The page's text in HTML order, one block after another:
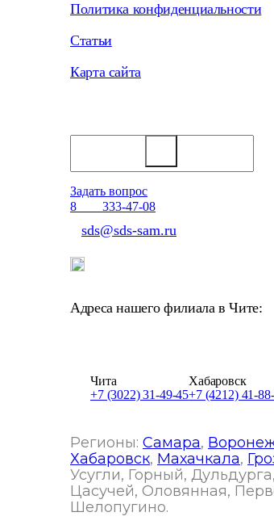
Политика конфиденциальности
Статьи
Карта сайта
Задать вопрос
8
333-47-08
sds@sds-sam.ru
Адреса нашего филиала в Чите:
Чита
+7 (3022) 31-49-45
Хабаровск
+7 (4212) 41-
Регионы: Самара,
Хабаровск, Махачкала,
Усугли, Горный,
Цасучей, Оловянная,
Шелопугино.